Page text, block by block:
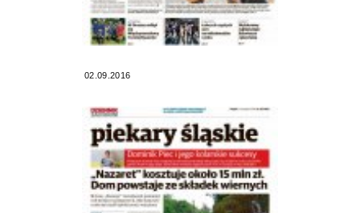
02.09.2016